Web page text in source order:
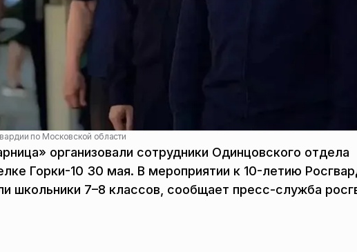
по Московской области
организовали сотрудники Одинцовского отдела
Горки-10 30 мая. В мероприятии к 10-летию
школьники 7–8 классов, сообщает пресс-служба